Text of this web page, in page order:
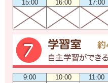
15:00 16:00 17:00
9:00 10:00 11:00